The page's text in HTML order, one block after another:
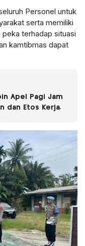
Personel untuk
serta memiliki
terhadap situasi
kamtibmas dapat
Apel Pagi Jam
dan Etos Kerja.